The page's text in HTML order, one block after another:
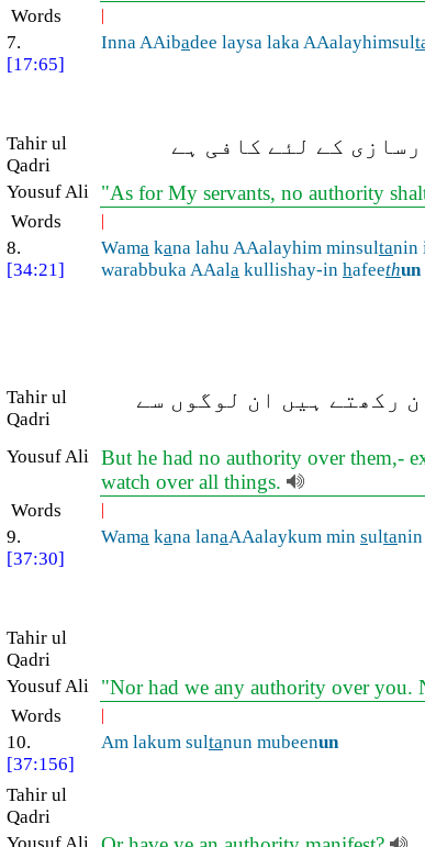
Words |
7.
[17:65]
Inna AAibadee laysa laka AAalayhimsul
Tahir ul
Qadri
کے لئے کافی ہے
Yousuf Ali "As for My servants, no authority
Words |
8.
[34:21]
Wama kana lahu AAalayhim minsultanin
warabbuka AAala kullishay-in hafeethun
Tahir ul
Qadri
رکھتے ہیں ان لوگوں سے
Yousuf Ali But he had no authority over them,-
watch over all things.
Words |
9.
[37:30]
Wama kana lanaAAalaykum min sultanin
Tahir ul
Qadri
Yousuf Ali "Nor had we any authority over you.
Words |
10.
[37:156]
Am lakum sultanun mubeenun
Tahir ul
Qadri